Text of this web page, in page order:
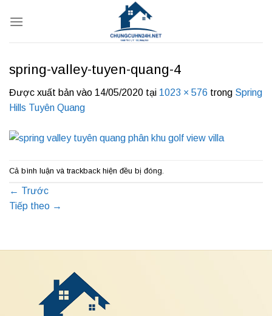
qua
spring-valley-tuyen-quang-4
Được xuất bản vào 14/05/2020 tại 1023 × 576 trong Spring
Hills Tuyên Quang
Cả bình luận và trackback hiện đều bị đóng.
← Trước
Tiếp theo →